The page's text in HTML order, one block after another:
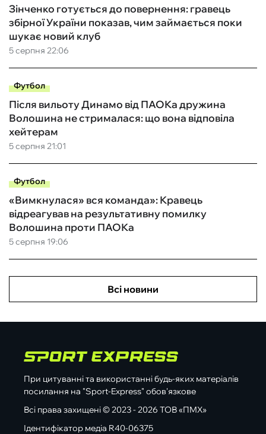
5 серпня 22:06
Зінченко готується до повернення: гравець
збірної України показав, чим займається поки
шукає новий клуб
Футбол
5 серпня 21:01
Після вильоту Динамо від ПАОКа дружина
Волошина не стрималася: що вона відповіла
хейтерам
Футбол
5 серпня 19:06
«Вимкнулася» вся команда»: Кравець
відреагував на результативну помилку
Волошина проти ПАОКа
Всі новини
При цитуванні та використанні будь-яких матеріалів
посилання на "Sport-Express" обов'язкове
Всі права захищені © 2023 - 2026 ТОВ «ПМХ»
Ідентифікатор медіа R40-06375